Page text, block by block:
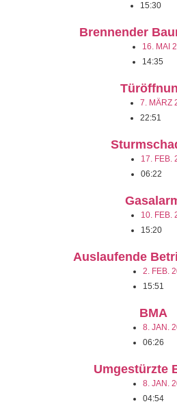
15:30
Brennender
16. MAI
14:35
7. MÄRZ
22:51
17. FEB.
06:22
10. FEB.
15:20
Auslaufende
2. FEB.
15:51
BMA
8. JAN.
06:26
Umgestürzte
8. JAN.
04:54